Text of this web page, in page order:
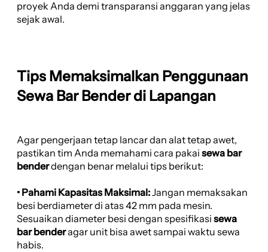
proyek Anda demi transparansi anggaran yang jelas
sejak awal.
Tips Memaksimalkan Penggunaan
Sewa Bar Bender di Lapangan
Agar pengerjaan tetap lancar dan alat tetap awet,
pastikan tim Anda memahami cara pakai sewa bar
benderdengan benar melalui tips berikut:
• Pahami Kapasitas Maksimal:Jangan memaksakan
besi berdiameter di atas 42 mm pada mesin.
Sesuaikan diameter besi dengan spesifikasi sewa
bar benderagar unit bisa awet sampai waktu sewa
habis.